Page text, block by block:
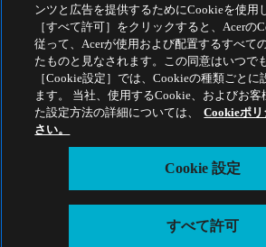
企業の社会的責任
カーボンフットプリントについて
Project Humanity
Earthion
プライバシーポリシー
Cookie ポリシー
法的通知
Acer 法的情報
アクセシビリティポリシー
Cookie 設定
日本 - 日本語
ンツと広告を提供するためにCookieを使用
［すべて許可］をクリックすると、Acerの
従って、Acerが使用および配置するすべて
たものと見なされます。この同意はいつで
［Cookie設定］では、Cookieの種類ごとに
ます。 当社、使用するCookie、およびお客
た設定方法の詳細については、
Cookieポ
さい。
Cookie 設定
すべて許可